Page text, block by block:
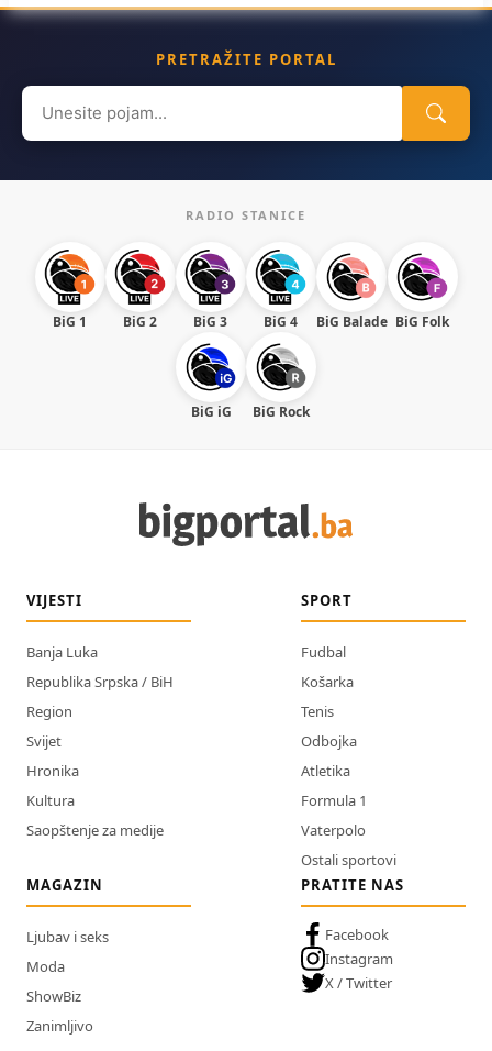
PRETRAŽITE PORTAL
Search
for:
RADIO STANICE
BiG 1 BiG 2 BiG 3 BiG 4 BiG Balade BiG Folk
BiG iG BiG Rock
VIJESTI
Banja Luka
Republika Srpska / BiH
Region
Svijet
Hronika
Kultura
Saopštenje za medije
SPORT
Fudbal
Košarka
Tenis
Odbojka
Atletika
Formula 1
Vaterpolo
Ostali sportovi
MAGAZIN
Ljubav i seks
Moda
ShowBiz
Zanimljivo
PRATITE NAS
Facebook
Instagram
X / Twitter